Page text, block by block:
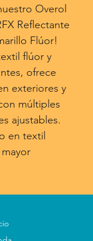
Overol
Reflectante
Flúor!
flúor y
ofrece
exteriores y
múltiples
ajustables.
en textil